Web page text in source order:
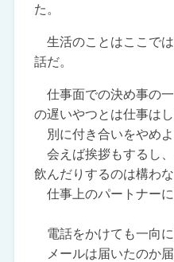
た。
生活のことはここで
話だ。
仕事面での決め事の
の遅いやつとは仕事はし
別に付き合いをやめよ
会えば挨拶もするし
飲んだりするのは構わな
仕事上のパートナーに
電話をかけても一向に
メールは届いたのか